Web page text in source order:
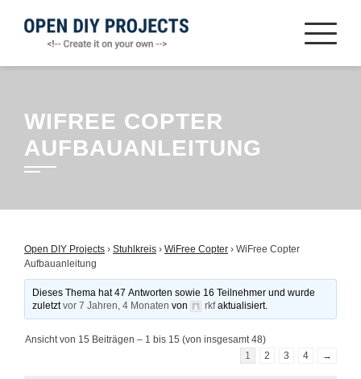
Inhalt
WIFREE COPTER
AUFBAUANLEITUNG
Open DIY Projects › Stuhlkreis › WiFree Copter › WiFree Copter
Aufbauanleitung
Dieses Thema hat 47 Antworten sowie 16 Teilnehmer und wurde
zuletztvor 7 Jahren, 4 Monaten von rkfaktualisiert.
Ansicht von 15 Beiträgen – 1 bis 15 (von insgesamt 48)
1
2 3 4 →